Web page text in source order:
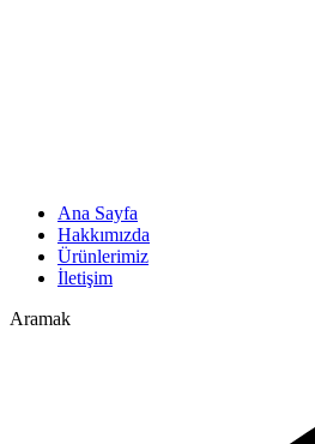
Ana Sayfa
Hakkımızda
Ürünlerimiz
İletişim
Aramak